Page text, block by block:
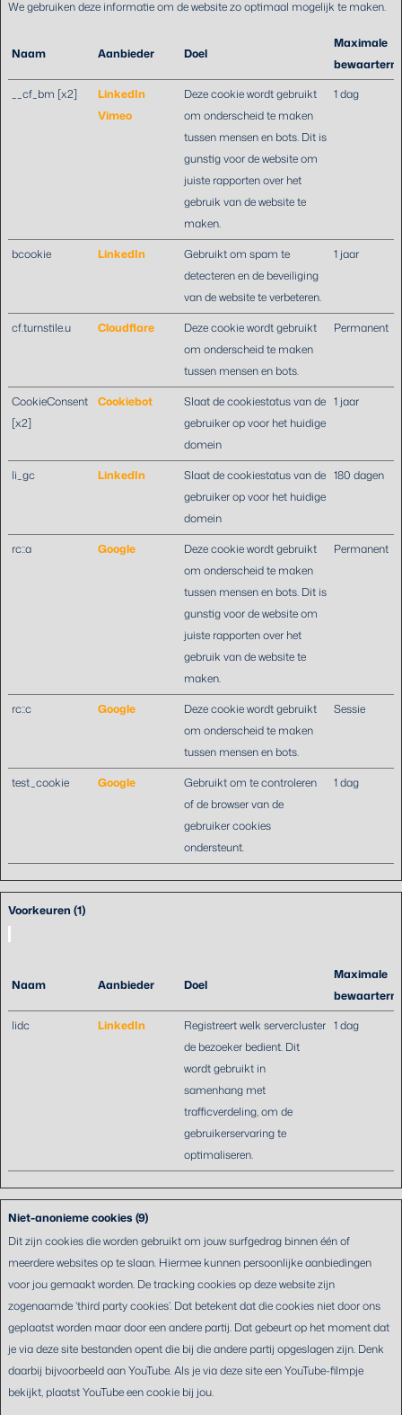
We gebruiken deze informatie om de website zo optimaal mogelijk te maken.
Naam Aanbieder Doel
Maximale
__cf_bm [x2]
LinkedIn
Vimeo
Deze cookie wordt gebruikt
om onderscheid te maken
tussen mensen en bots. Dit is
gunstig voor de website om
juiste rapporten over het
gebruik van de website te
maken.
1 dag
bcookie LinkedIn
Gebruikt om spam te
detecteren en de beveiliging
van de website te verbeteren.
1 jaar
cf.turnstile.u Cloudflare
Deze cookie wordt gebruikt
om onderscheid te maken
tussen mensen en bots.
Permanent
CookieConsent
[x2]
Cookiebot
Slaat de cookiestatus van de
gebruiker op voor het huidige
domein
1 jaar
li_gc LinkedIn
Slaat de cookiestatus van de
gebruiker op voor het huidige
domein
180 dagen
rc::a Google
Deze cookie wordt gebruikt
om onderscheid te maken
tussen mensen en bots. Dit is
gunstig voor de website om
juiste rapporten over het
gebruik van de website te
maken.
Permanent
rc::c Google
Deze cookie wordt gebruikt
om onderscheid te maken
tussen mensen en bots.
Sessie
test_cookie Google
Gebruikt om te controleren
of de browser van de
gebruiker cookies
ondersteunt.
1 dag
Voorkeuren (1)
Naam Aanbieder Doel
Maximale
lidc
LinkedIn
Registreert welk servercluster
de bezoeker bedient. Dit
wordt gebruikt in
samenhang met
trafficverdeling, om de
gebruikerservaring te
optimaliseren.
1 dag
Niet-anonieme cookies (9)
Dit zijn cookies die worden gebruikt om jouw surfgedrag binnen één of
meerdere websites op te slaan. Hiermee kunnen persoonlijke aanbiedingen
voor jou gemaakt worden. De tracking cookies op deze website zijn
zogenaamde ‘third party cookies’. Dat betekent dat die cookies niet door ons
geplaatst worden maar door een andere partij. Dat gebeurt op het moment dat
je via deze site bestanden opent die bij die andere partij opgeslagen zijn. Denk
daarbij bijvoorbeeld aan YouTube. Als je via deze site een YouTube-filmpje
bekijkt, plaatst YouTube een cookie bij jou.